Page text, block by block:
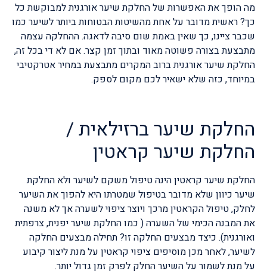
מה הופך את האפשרות של החלקת שיער אורגנית למבוקשת כל
כך? ראשית מדובר על אחת מהשיטות הבטוחות ביותר לשיער כמו
שכבר ציינו, כך שאין באמת שום סיבה לדאגה. ההחלקה עצמה
מתבצעת בצורה פשוטה מאוד ובתוך זמן קצר. אם לא די בכל זה,
החלקת שיער אורגנית ברוב המקרים מתבצעת במחיר אטרקטיבי
במיוחד, כזה שלא ישאיר לכם מקום לספק.
החלקת שיער ברזילאית /
החלקת שיער קראטין
החלקת שיער קראטין הינה טיפול משקם לשיער ולא החלקת
שיער כיוון שלא מדובר בטיפול שמטרתו היא להפוך את השיער
לחלק, טיפול הקראטין מרכך ויוצר ציפוי לשערה אך לא משנה
את המבנה הכימי של השערה ( כמו החלקת שיער יפנית, צרפתית
ואורגנית). כיצד מבצעים החלקה זו? תחילה מבצעים החלקה
לשיער, לאחר מכן מוסיפים ציפוי קראטין על מנת ליצור קיבוע
על מנת לשמור על השיער החלק לפרק זמן גדול יותר.